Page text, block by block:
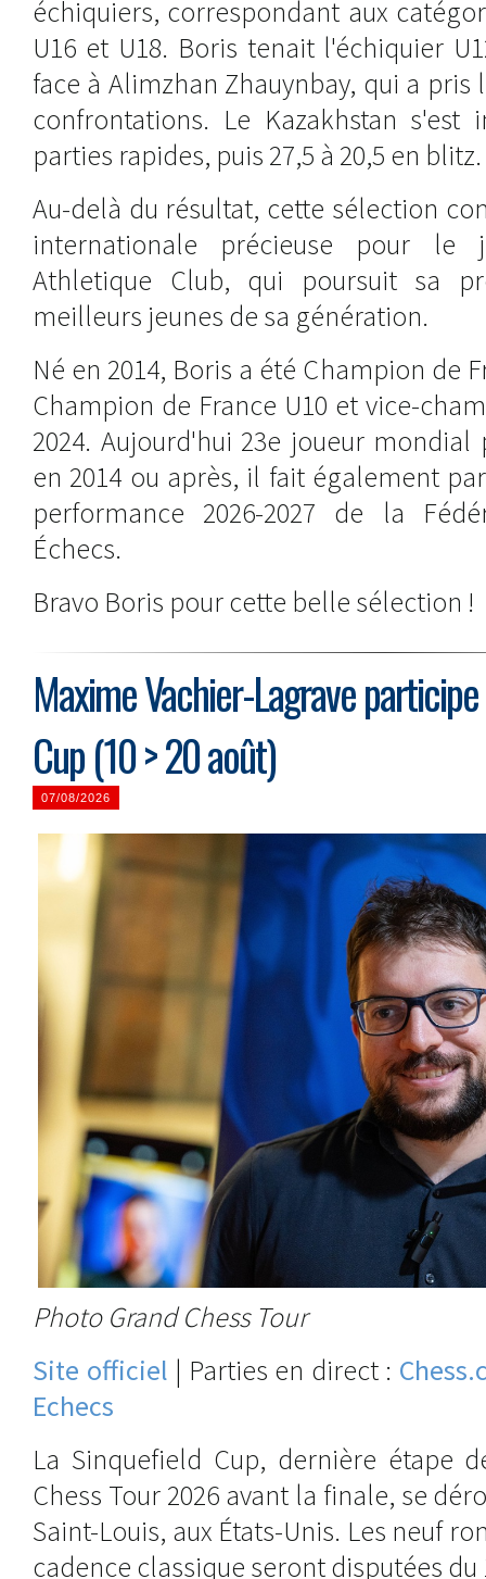
échiquiers, correspondant aux
U16 et U18. Boris tenait l'échiquier
face à Alimzhan Zhauynbay, qui a pris
confrontations. Le Kazakhstan s'est
parties rapides, puis 27,5 à 20,5 en blitz.
Au-delà du résultat, cette sélection
internationale précieuse pour le
Athletique Club, qui poursuit sa
meilleurs jeunes de sa génération.
Né en 2014, Boris a été Champion de
Champion de France U10 et vice-
2024. Aujourd'hui 23e joueur
en 2014 ou après, il fait également
performance 2026-2027 de la
Échecs.
Bravo Boris pour cette belle sélection !
Maxime Vachier-Lagrave
Cup (10 > 20 août)
07/08/2026
Photo Grand Chess Tour
Site officiel | Parties en direct :
Echecs
La Sinquefield Cup, dernière étape
Chess Tour 2026 avant la finale, se
Saint-Louis, aux États-Unis. Les neuf
cadence classique seront disputées du